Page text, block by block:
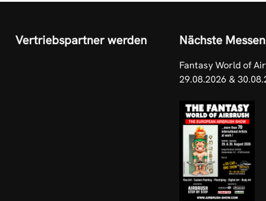
Vertriebspartner werden Nächste Messen
Fantasy World of
29.08.2026 &